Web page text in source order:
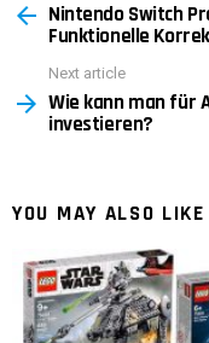
more Nintendo Switch
Funktionelle
Next article
Wie kann man für
investieren?
YOU MAY ALSO LIKE